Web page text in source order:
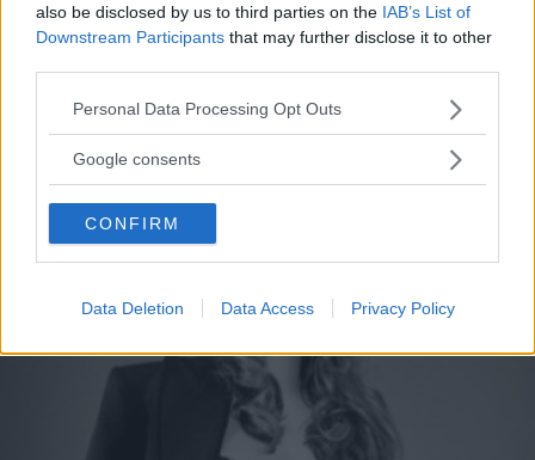
also be disclosed by us to third parties on the IAB’s List of
Downstream Participants that may further disclose it to other
Please note that this website/app uses one or more Google
not limited to your visit or usage behaviour. You may click to
use your data for below specified purposes in below Google
consent section.
Personal Data Processing Opt Outs
Google consents
CONFIRM
Data Deletion Data Access Privacy Policy
delusione d'amore
Le frasi di Taylor Swift che aiutano a superare la rottura di
una relazione: sono tratte dalle sue canzoni più belle sulla
PERDITA DURANGO